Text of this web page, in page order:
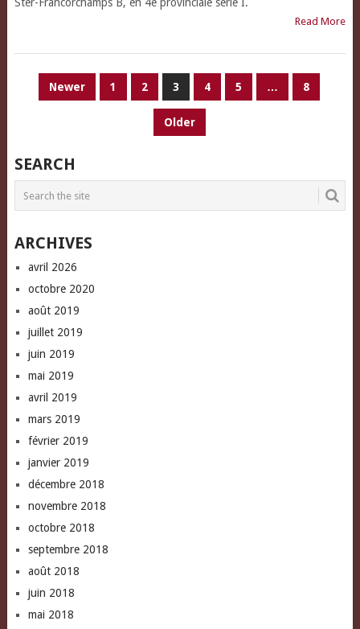
Read More
PAGINATION
Newer 1 2 3 4 5 … 8
Older
SEARCH
ARCHIVES
avril 2026
octobre 2020
août 2019
juillet 2019
juin 2019
mai 2019
avril 2019
mars 2019
février 2019
janvier 2019
décembre 2018
novembre 2018
octobre 2018
septembre 2018
août 2018
juin 2018
mai 2018